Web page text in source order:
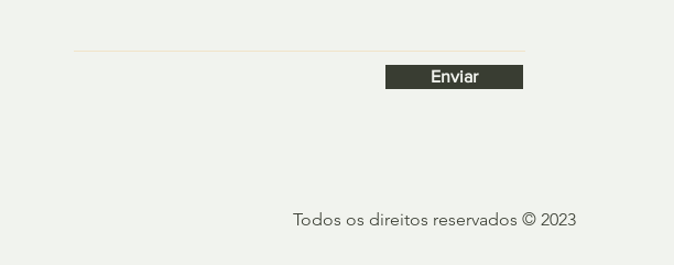
Enviar
Todos os direitos reservados © 2023